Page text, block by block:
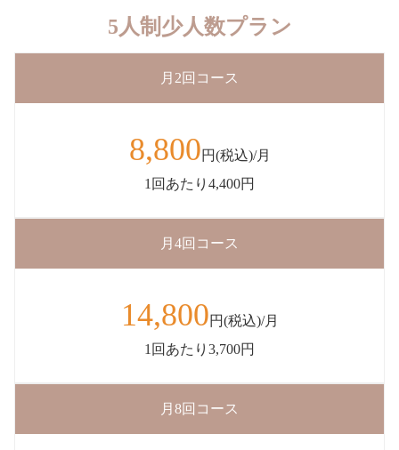
5人制少人数プラン
月2回コース
8,800円(税込)/月
1回あたり4,400円
月4回コース
14,800円(税込)/月
1回あたり3,700円
月8回コース